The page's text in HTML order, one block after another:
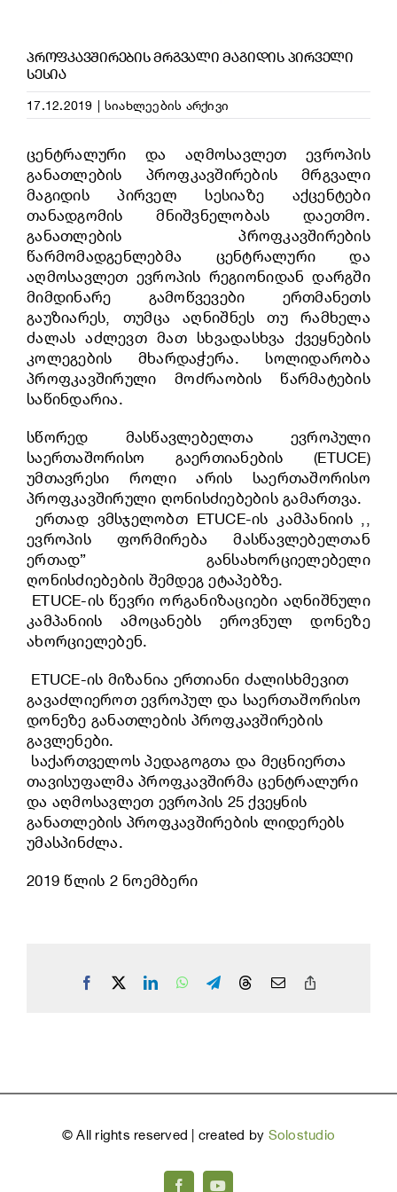
ᲞᲠᲝᲤᲙᲐᲕᲨᲘᲠᲔᲑᲘᲡ ᲛᲠᲒᲕᲐᲚᲘ ᲛᲐᲒᲘᲓᲘᲡ ᲞᲘᲠᲕᲔᲚᲘ
ᲡᲔᲡᲘᲐ
17.12.2019 | სიახლეების არქივი
ცენტრალური და აღმოსავლეთ ევროპის
განათლების პროფკავშირების მრგვალი
მაგიდის პირველ სესიაზე აქცენტები
თანადგომის მნიშვნელობას დაეთმო.
განათლების პროფკავშირების
წარმომადგენლებმა ცენტრალური და
აღმოსავლეთ ევროპის რეგიონიდან დარგში
მიმდინარე გამოწვევები ერთმანეთს
გაუზიარეს, თუმცა აღნიშნეს თუ რამხელა
ძალას აძლევთ მათ სხვადასხვა ქვეყნების
კოლეგების მხარდაჭერა. სოლიდარობა
პროფკავშირული მოძრაობის წარმატების
საწინდარია.
სწორედ მასწავლებელთა ევროპული
საერთაშორისო გაერთიანების (ETUCE)
უმთავრესი როლი არის საერთაშორისო
პროფკავშირული ღონისძიებების გამართვა.
ერთად ვმსჯელობთ ETUCE-ის კამპანიის ,,
ევროპის ფორმირება მასწავლებელთან
ერთად” განსახორციელებელი
ღონისძიებების შემდეგ ეტაპებზე.
ETUCE-ის წევრი ორგანიზაციები აღნიშნული
კამპანიის ამოცანებს ეროვნულ დონეზე
ახორციელებენ.
ETUCE-ის მიზანია ერთიანი ძალისხმევით
გავაძლიეროთ ევროპულ და საერთაშორისო
დონეზე განათლების პროფკავშირების
გავლენები.
საქართველოს პედაგოგთა და მეცნიერთა
თავისუფალმა პროფკავშირმა ცენტრალური
და აღმოსავლეთ ევროპის 25 ქვეყნის
განათლების პროფკავშირების ლიდერებს
უმასპინძლა.
2019 წლის 2 ნოემბერი
Facebook LinkedInWhatsApp
TelegramThreadsEmail
©All rights reserved | created by Solostudio